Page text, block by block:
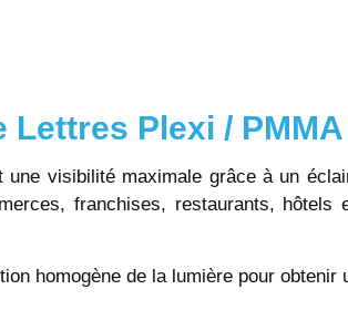
Plexi /
visibilité maximale grâce à un
franchises, restaurants,
homogène de la lumière pour